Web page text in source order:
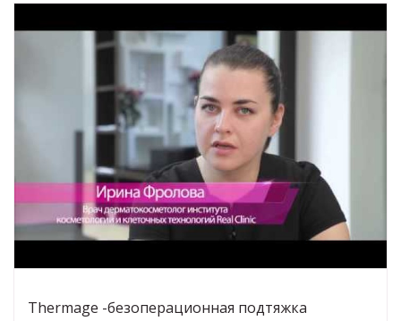
Thermage -безоперационная подтяжка